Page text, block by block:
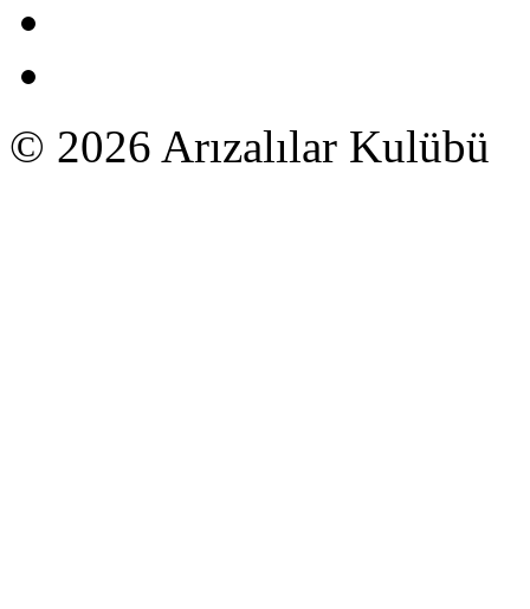
© 2026 Arızalılar Kulübü